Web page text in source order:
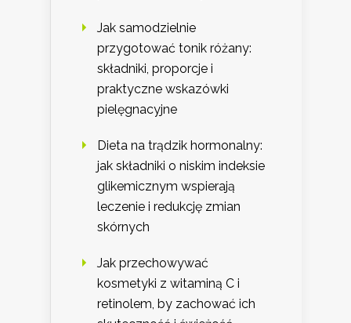
Jak samodzielnie
przygotować tonik różany:
składniki, proporcje i
praktyczne wskazówki
pielęgnacyjne
Dieta na trądzik hormonalny:
jak składniki o niskim indeksie
glikemicznym wspierają
leczenie i redukcję zmian
skórnych
Jak przechowywać
kosmetyki z witaminą C i
retinolem, by zachować ich